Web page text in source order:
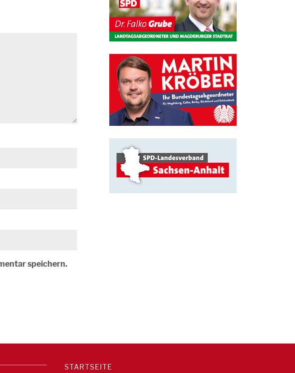
speichern.
STARTSEITE